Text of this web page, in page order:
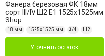
Фанера березовая ФК 18мм
сорт III/IV Ш2 Е1 1525х1525мм
Shop
18 мм 1525х1525 мм 3/4 Ш2
Уточнить остаток